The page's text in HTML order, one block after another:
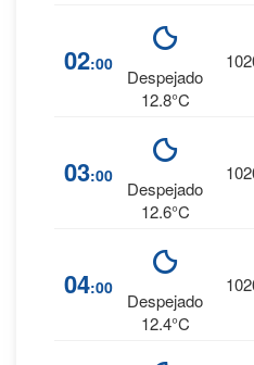
02:00
Despejado
12.8°C
03:00
Despejado
12.6°C
04:00
Despejado
12.4°C